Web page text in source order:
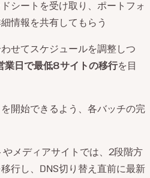
シートを受け取り、ポートフォ
情報を共有してもらう
せてスケジュールを調整しつ
業日で最低8サイトの移行を目
開始できるよう、各バッチの完
メディアサイトでは、2段階方
行し、DNS切り替え直前に最新